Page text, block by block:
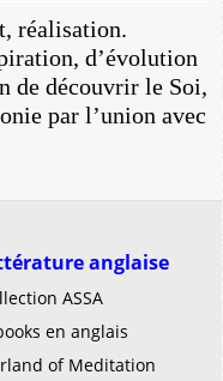
réalisation.
d’évolution
de découvrir le Soi,
par l’union avec
anglaise
ASSA
en anglais
of Meditation